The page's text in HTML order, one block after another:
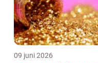
09 juni 2026